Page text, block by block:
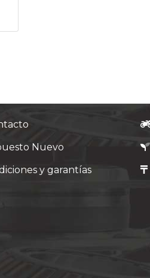
Nuevo
y garantías